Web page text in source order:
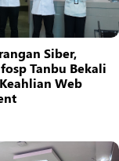
Siber,
Tanbu Bekali
Web